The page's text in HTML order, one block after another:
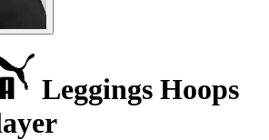
Leggings Hoops